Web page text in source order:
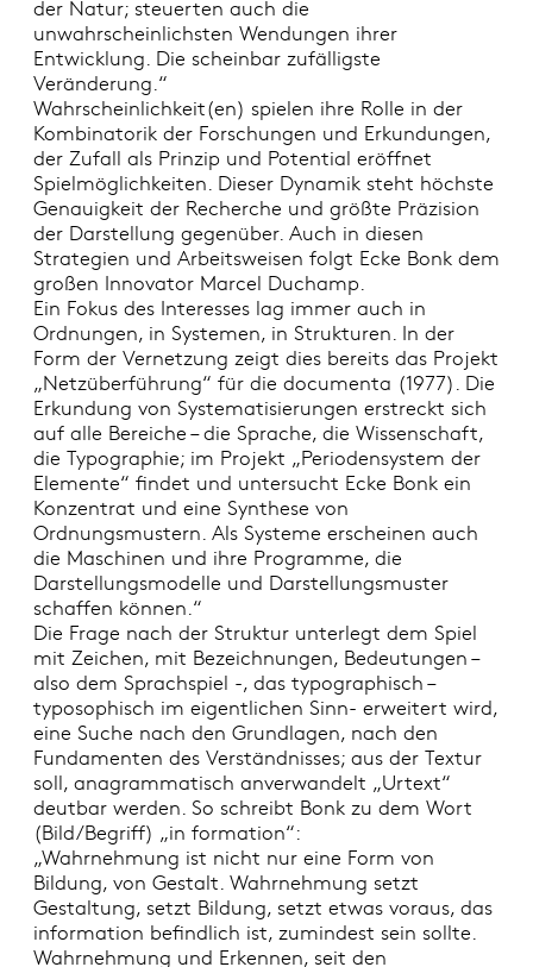
der Natur; steuerten auch die
unwahrscheinlichsten Wendungen ihrer
Entwicklung. Die scheinbar zufälligste
Veränderung.“
Wahrscheinlichkeit(en) spielen ihre Rolle in der
Kombinatorik der Forschungen und Erkundungen,
der Zufall als Prinzip und Potential eröffnet
Spielmöglichkeiten. Dieser Dynamik steht höchste
Genauigkeit der Recherche und größte Präzision
der Darstellung gegenüber. Auch in diesen
Strategien und Arbeitsweisen folgt Ecke Bonk dem
großen Innovator Marcel Duchamp.
Ein Fokus des Interesses lag immer auch in
Ordnungen, in Systemen, in Strukturen. In der
Form der Vernetzung zeigt dies bereits das Projekt
„Netzüberführung“ für die documenta (1977). Die
Erkundung von Systematisierungen erstreckt sich
auf alle Bereiche – die Sprache, die Wissenschaft,
die Typographie; im Projekt „Periodensystem der
Elemente“ findet und untersucht Ecke Bonk ein
Konzentrat und eine Synthese von
Ordnungsmustern. Als Systeme erscheinen auch
die Maschinen und ihre Programme, die
Darstellungsmodelle und Darstellungsmuster
schaffen können.“
Die Frage nach der Struktur unterlegt dem Spiel
mit Zeichen, mit Bezeichnungen, Bedeutungen –
also dem Sprachspiel -, das typographisch –
typosophisch im eigentlichen Sinn- erweitert wird,
eine Suche nach den Grundlagen, nach den
Fundamenten des Verständnisses; aus der Textur
soll, anagrammatisch anverwandelt „Urtext“
deutbar werden. So schreibt Bonk zu dem Wort
(Bild/Begriff) „in formation“:
„Wahrnehmung ist nicht nur eine Form von
Bildung, von Gestalt. Wahrnehmung setzt
Gestaltung, setzt Bildung, setzt etwas voraus, das
information befindlich ist, zumindest sein sollte.
Wahrnehmung und Erkennen, seit den